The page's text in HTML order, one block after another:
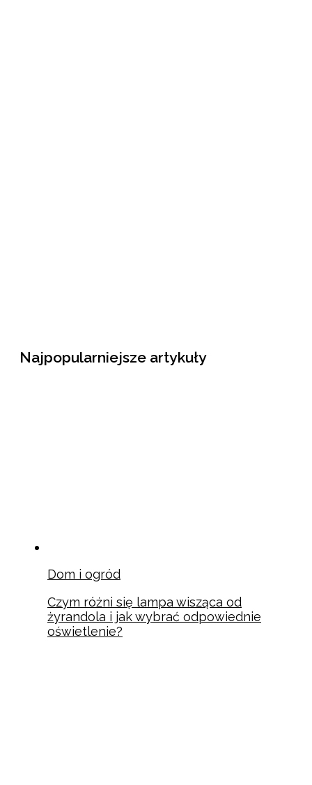
Najpopularniejsze artykuły
Dom i ogród
Czym różni się lampa wisząca od
żyrandola i jak wybrać odpowiednie
oświetlenie?